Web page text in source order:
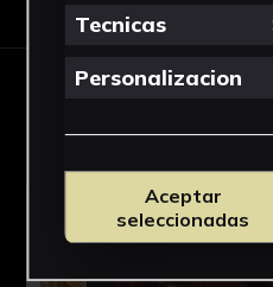
OBRAS
Tecnicas
Personalizacion
Aceptar
seleccionadas